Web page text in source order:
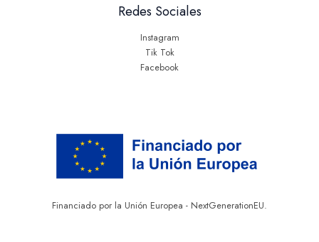
Redes Sociales
Instagram
Tik Tok
Facebook
Financiado por la Unión Europea - NextGenerationEU.